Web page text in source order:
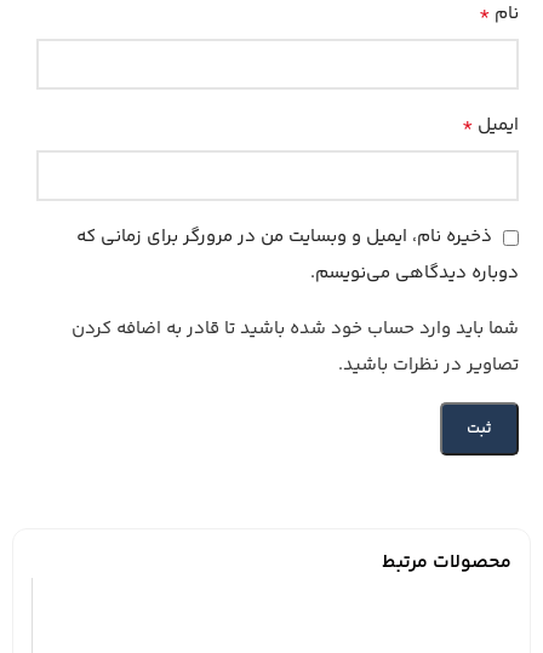
نام *
ایمیل *
ذخیره نام، ایمیل و وبسایت من در مرورگر برای زمانی که
دوباره دیدگاهی می‌نویسم.
شما باید وارد حساب خود شده باشید تا قادر به اضافه کردن
تصاویر در نظرات باشید.
محصولات مرتبط